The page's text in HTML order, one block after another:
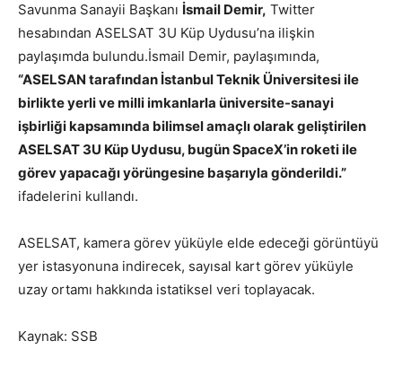
Savunma Sanayii Başkanı İsmail Demir, Twitter
hesabından ASELSAT 3U Küp Uydusu’na ilişkin
paylaşımda bulundu.İsmail Demir, paylaşımında,
“ASELSAN tarafından İstanbul Teknik Üniversitesi ile
birlikte yerli ve milli imkanlarla üniversite-sanayi
işbirliği kapsamında bilimsel amaçlı olarak geliştirilen
ASELSAT 3U Küp Uydusu, bugün SpaceX’in roketi ile
görev yapacağı yörüngesine başarıyla gönderildi.”
ifadelerini kullandı.
ASELSAT, kamera görev yüküyle elde edeceği görüntüyü
yer istasyonuna indirecek, sayısal kart görev yüküyle
uzay ortamı hakkında istatiksel veri toplayacak.
Kaynak: SSB